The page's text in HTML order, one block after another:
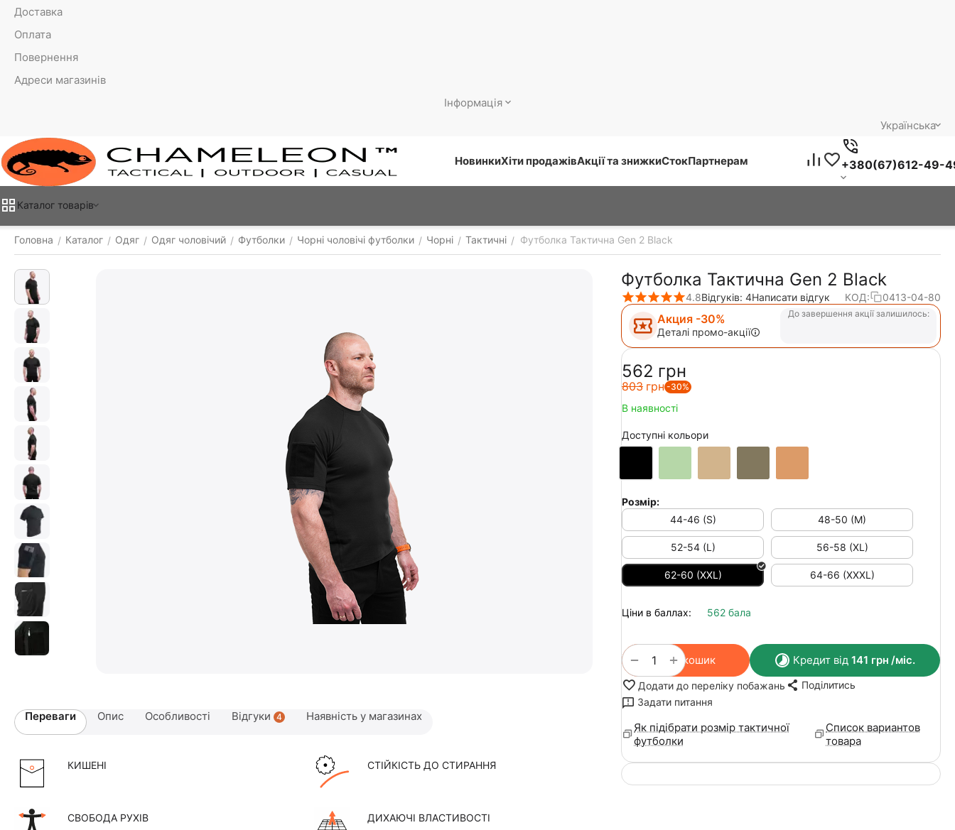
Доставка
Оплата
Повернення
Адреси магазинів
Інформація
Українська
НовинкиХіти продажівАкції та знижкиСтокПартнерам +380(67)612-49-
Каталог товарiв
Головна / Каталог / Одяг / Одяг чоловічий / Футболки / Чорні чоловічі футболки / Чорні / Тактичні / Футболка Тактична Gen 2 Black
Футболка Тактична Gen 2 Black
4.8Відгуків: 4Написати відгук КОД: 0413-04-80
Акция -30%
Деталі промо-акції
До завершення акції залишилось:
‍562‍ грн
‍803‍ грн -30%
В наявності
Доступні кольори
Розмір:
44-46 (S)
48-50 (M)
52-54 (L) 56-58 (XL)
62-60 (XXL) 64-66 (XXXL)
Ціни в баллах: 562 бала
+
− У кошик Кредит від 141 грн /міс.
Додати до переліку побажань
Поділитись
Задати питання
Як підібрати розмір тактичної
футболки
Список вариантов
товара
Переваги Опис Особливості Відгуки 4 Наявність у магазинах
КИШЕНІ СТІЙКІСТЬ ДО СТИРАННЯ
СВОБОДА РУХІВ ДИХАЮЧІ ВЛАСТИВОСТІ